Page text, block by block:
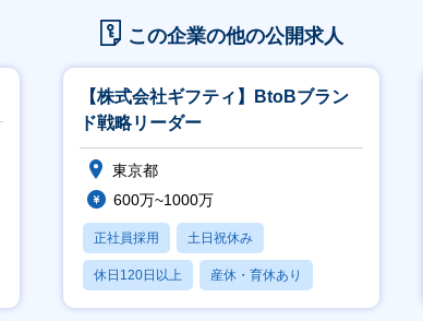
この企業の他の公開求人
【株式会社ギフティ】BtoBブラン
ド戦略リーダー
東京都
600万~1000万
正社員採用 土日祝休み
休日120日以上 産休・育休あり
賞与あり